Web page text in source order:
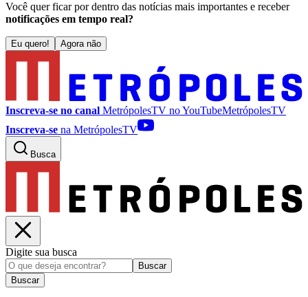
Você quer ficar por dentro das notícias mais importantes e receber
notificações em tempo real?
Eu quero! Agora não
Inscreva-se no canal MetrópolesTV noYouTubeMetrópolesTV
Inscreva-se na MetrópolesTV
Busca
Digite sua busca
Buscar
Buscar